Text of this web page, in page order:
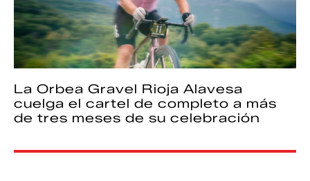
La Orbea Gravel Rioja Alavesa
cuelga el cartel de completo a más
de tres meses de su celebración